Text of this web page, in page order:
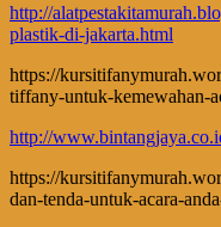
http://
plastik-di-jakarta.html
https://
tiffany-untuk-kemewahan-
http://
https://
dan-tenda-untuk-acara-